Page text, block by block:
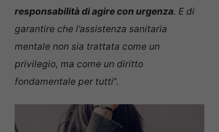
responsabilità di agire con urgenza. E di
garantire che l’assistenza sanitaria
mentale non sia trattata come un
privilegio, ma come un diritto
fondamentale per tutti“.